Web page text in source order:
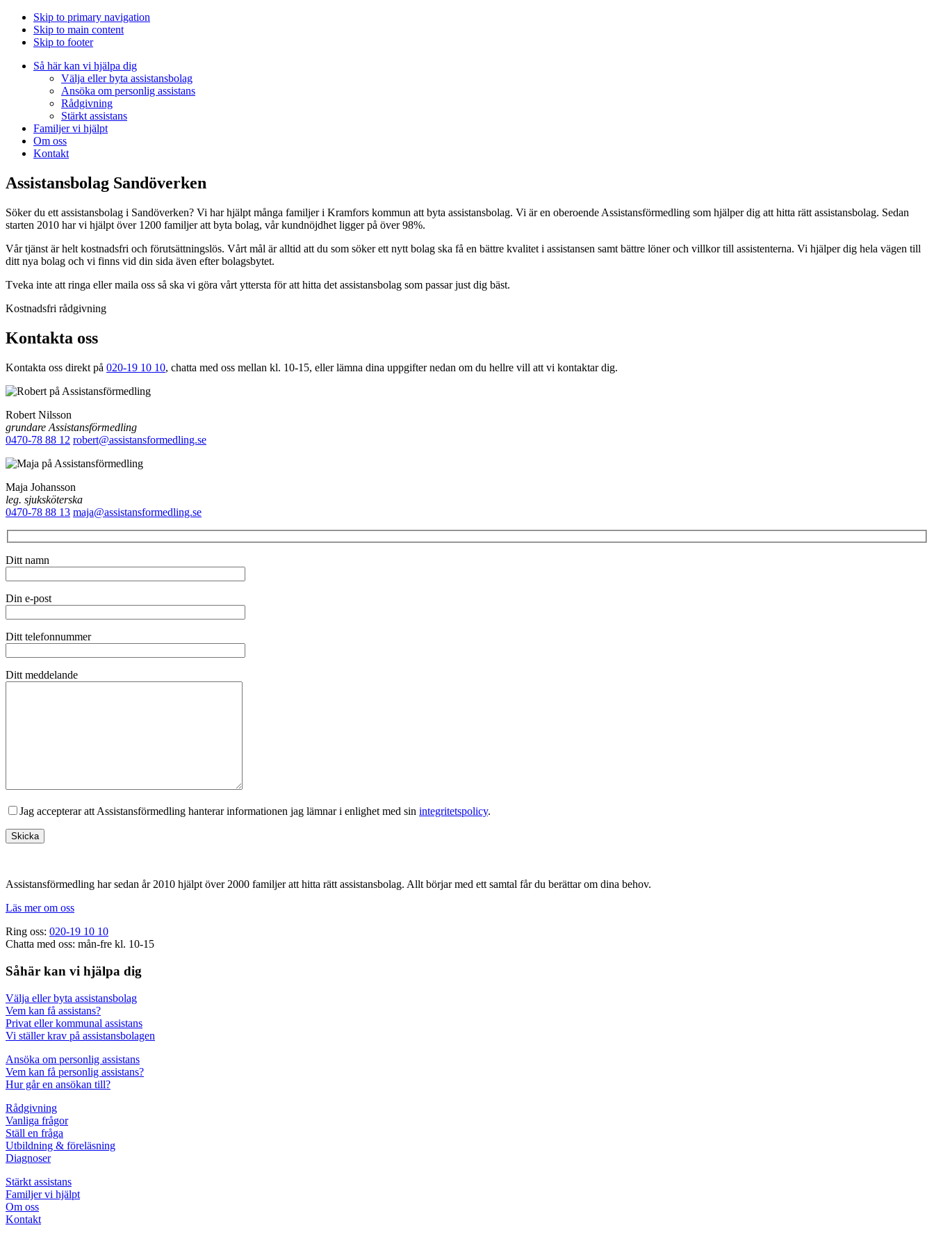
Skip to primary navigation
Skip to main content
Skip to footer
Så här kan vi hjälpa dig
Välja eller byta assistansbolag
Ansöka om personlig assistans
Rådgivning
Stärkt assistans
Familjer vi hjälpt
Om oss
Kontakt
Assistansbolag Sandöverken
Söker du ett assistansbolag i Sandöverken? Vi har hjälpt många familjer i Kramfors kommun att byta assistansbolag. Vi är en oberoende Assistansförmedling som hjälper dig att hitta rätt assistansbolag. Sedan
starten 2010 har vi hjälpt över 1200 familjer att byta bolag, vår kundnöjdhet ligger på över 98%.
Vår tjänst är helt kostnadsfri och förutsättningslös. Vårt mål är alltid att du som söker ett nytt bolag ska få en bättre kvalitet i assistansen samt bättre löner och villkor till assistenterna. Vi hjälper dig hela vägen till
ditt nya bolag och vi finns vid din sida även efter bolagsbytet.
Tveka inte att ringa eller maila oss så ska vi göra vårt yttersta för att hitta det assistansbolag som passar just dig bäst.
Kostnadsfri rådgivning
Kontakta oss
Kontakta oss direkt på 020-19 10 10, chatta med oss mellan kl. 10-15, eller lämna dina uppgifter nedan om du hellre vill att vi kontaktar dig.
Robert Nilsson
grundare Assistansförmedling
0470-78 88 12 robert@assistansformedling.se
Maja Johansson
leg. sjuksköterska
0470-78 88 13 maja@assistansformedling.se
Ditt namn
Din e-post
Ditt telefonnummer
Ditt meddelande
Jag accepterar att Assistansförmedling hanterar informationen jag lämnar i enlighet med sin integritetspolicy.
Assistansförmedling har sedan år 2010 hjälpt över 2000 familjer att hitta rätt assistansbolag. Allt börjar med ett samtal får du berättar om dina behov.
Läs mer om oss
Ring oss: 020-19 10 10
Chatta med oss: mån-fre kl. 10-15
Såhär kan vi hjälpa dig
Välja eller byta assistansbolag
Vem kan få assistans?
Privat eller kommunal assistans
Vi ställer krav på assistansbolagen
Ansöka om personlig assistans
Vem kan få personlig assistans?
Hur går en ansökan till?
Rådgivning
Vanliga frågor
Ställ en fråga
Utbildning & föreläsning
Diagnoser
Stärkt assistans
Familjer vi hjälpt
Om oss
Kontakt